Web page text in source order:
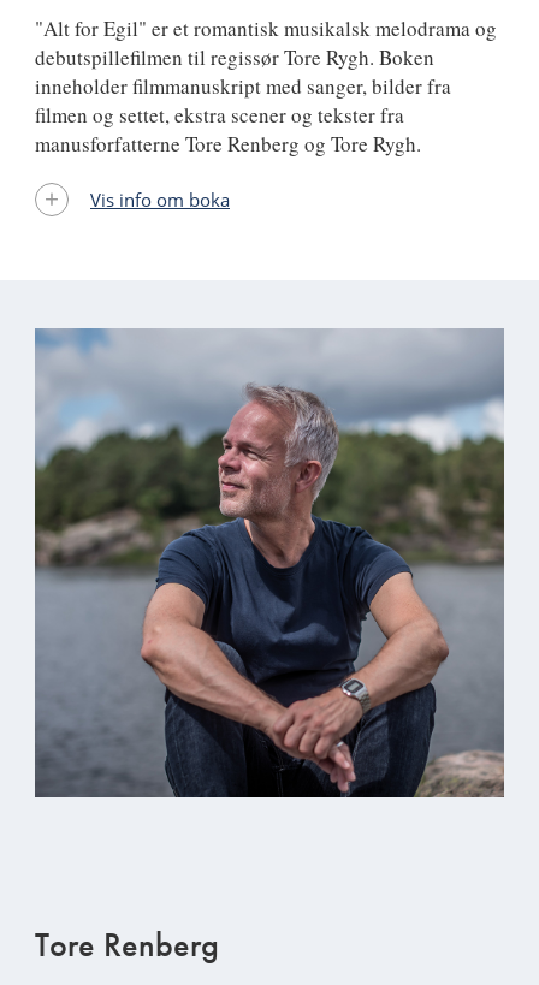
"Alt for Egil" er et romantisk musikalsk melodrama og
debutspillefilmen til regissør Tore Rygh. Boken
inneholder filmmanuskript med sanger, bilder fra
filmen og settet, ekstra scener og tekster fra
manusforfatterne Tore Renberg og Tore Rygh.
Vis info om boka
Tore Renberg